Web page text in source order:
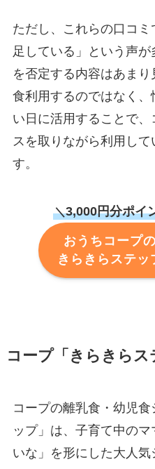
ただし、これらの口コ
足している」という声
を否定する内容はあま
食利用するのではなく
い日に活用することで
スを取りながら利用し
す。
＼3,000円分ポイ
おうちコープ
きらきらステッ
コープ「きらきら
コープの離乳食・幼児
ップ」は、子育て中の
いな」を形にした大人気